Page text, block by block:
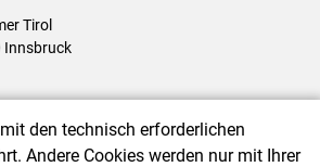
Tirol
Innsbruck
Datenschutzerklärung|Barrierefreiheit|
den technisch erforderlichen
Andere Cookies werden nur mit Ihrer